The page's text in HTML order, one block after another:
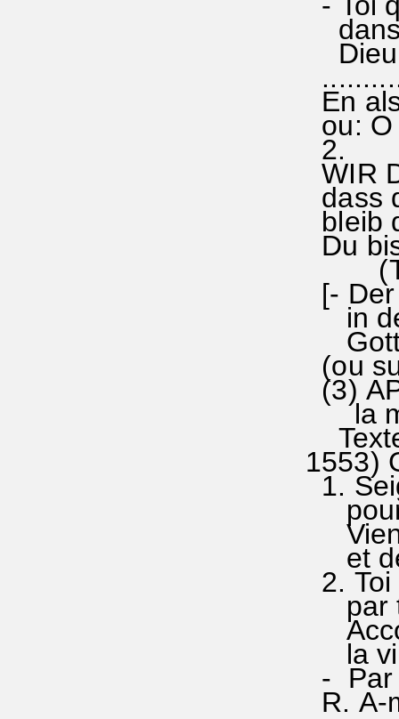
dans
En
ou:
WIR
dass
bleib
Du
[-
in
Gott
(ou
(3)
la
1553)
1.
pour
et
2.
par
la
- Par
R. A-